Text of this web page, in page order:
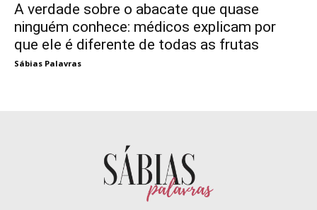
A verdade sobre o abacate que quase
ninguém conhece: médicos explicam por
que ele é diferente de todas as frutas
Sábias Palavras